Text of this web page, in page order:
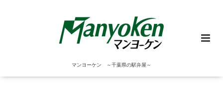
マンヨーケン ～千葉県の駅弁屋～